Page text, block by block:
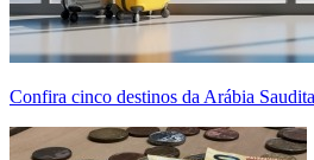
Confira cinco destinos da Arábia